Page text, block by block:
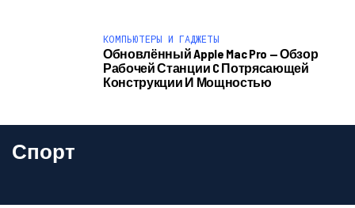
КОМПЬЮТЕРЫ И ГАДЖЕТЫ
Обновлённый Apple Mac Pro — Обзор
Рабочей Станции C Потрясающей
Конструкции И Мощностью
Спорт